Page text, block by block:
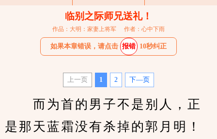
临别之际师兄送礼！
作品：大明：家妻上将军 作者：心中下雨
如果本章错误，请点击 报错 10秒纠正
上一页 1 2 下—页
而为首的男子不是别人，正
是那天蓝霜没有杀掉的郭月明！